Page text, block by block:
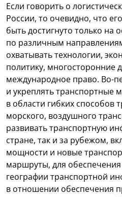
Если говорить о
России, то очевидно, что
быть достигнуто только на
по различным
охватывать технологии,
политику, многосторонние
международное право. Во-
и укреплять транспортные
в области гибких способов
морского, воздушного
развивать транспортную
стране, так и за рубежом,
мощности и новые
маршруты, для
географии транспортной
в отношении обеспечения